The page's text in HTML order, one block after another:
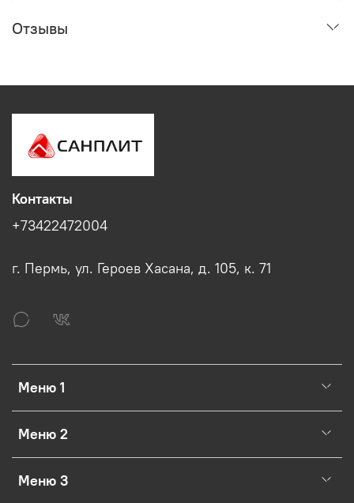
Отзывы
Меню 1
Меню 2
Меню 3
Контакты
+73422472004
г. Пермь, ул. Героев Хасана, д. 105, к. 71